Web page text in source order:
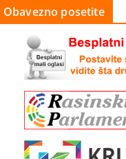
Obavezno posetite